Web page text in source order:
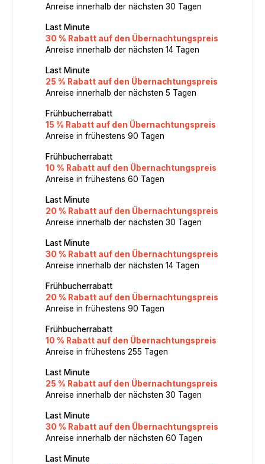
Anreise innerhalb der nächsten 30 Tagen
Last Minute
30 % Rabatt auf den Übernachtungspreis
Anreise innerhalb der nächsten 14 Tagen
Last Minute
25 % Rabatt auf den Übernachtungspreis
Anreise innerhalb der nächsten 5 Tagen
Frühbucherrabatt
15 % Rabatt auf den Übernachtungspreis
Anreise in frühestens 90 Tagen
Frühbucherrabatt
10 % Rabatt auf den Übernachtungspreis
Anreise in frühestens 60 Tagen
Last Minute
20 % Rabatt auf den Übernachtungspreis
Anreise innerhalb der nächsten 30 Tagen
Last Minute
30 % Rabatt auf den Übernachtungspreis
Anreise innerhalb der nächsten 14 Tagen
Frühbucherrabatt
20 % Rabatt auf den Übernachtungspreis
Anreise in frühestens 90 Tagen
Frühbucherrabatt
10 % Rabatt auf den Übernachtungspreis
Anreise in frühestens 255 Tagen
Last Minute
25 % Rabatt auf den Übernachtungspreis
Anreise innerhalb der nächsten 30 Tagen
Last Minute
30 % Rabatt auf den Übernachtungspreis
Anreise innerhalb der nächsten 60 Tagen
Last Minute